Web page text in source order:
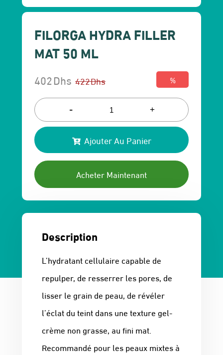
FILORGA HYDRA FILLER
MAT 50 ML
422Dhs
Le
prix
initial
était :
422 Dhs.
402Dhs
Le
prix
actuel
est :
402 Dhs.
%
- +
Ajouter Au Panier
Acheter Maintenant
Description
L’hydratant cellulaire capable de
repulper, de resserrer les pores, de
lisser le grain de peau, de révéler
l’éclat du teint dans une texture gel-
crème non grasse, au fini mat.
Recommandé pour les peaux mixtes à